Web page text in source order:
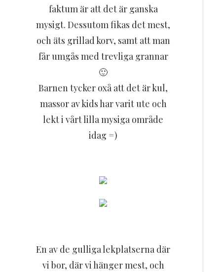
faktum är att det är ganska
mysigt. Dessutom fikas det mest,
och äts grillad korv, samt att man
får umgås med trevliga grannar
🙂
Barnen tycker oxå att det är kul,
massor av kids har varit ute och
lekt i vårt lilla mysiga område
idag =)
En av de gulliga lekplatserna där
vi bor, där vi hänger mest, och